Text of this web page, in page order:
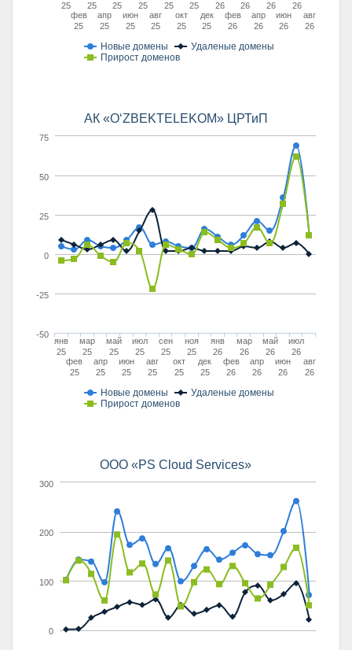
Новые домены
Удаленые домены
Прирост доменов
25
фев
25
25
апр
25
25
июн
25
25
авг
25
25
окт
25
25
дек
25
26
фев
26
26
апр
26
26
июн
26
26
авг
26
АК «O‘ZBEKTELEKOM» ЦРТиП
Новые домены
Удаленые домены
Прирост доменов
янв
25
фев
25
мар
25
апр
25
май
25
июн
25
июл
25
авг
25
сен
25
окт
25
ноя
25
дек
25
янв
26
фев
26
мар
26
апр
26
май
26
июн
26
июл
26
авг
26
0
-50
-25
25
50
75
ООО «PS Cloud Services»
0
100
200
300